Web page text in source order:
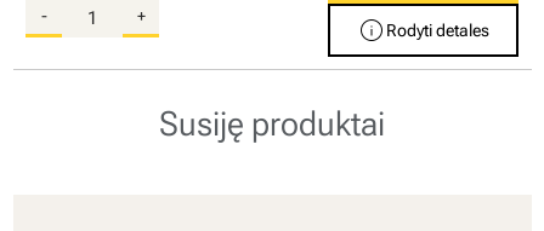
- + info Rodyti detales
Susiję produktai